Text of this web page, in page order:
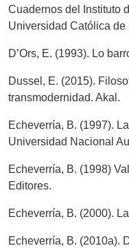
Cuadernos del Instituto
Universidad Católica de
D’Ors, E. (1993). Lo
Dussel, E. (2015).
transmodernidad. Akal.
Echeverría, B. (1997).
Universidad Nacional
Echeverría, B. (1998)
Editores.
Echeverría, B. (2000).
Echeverría, B. (2010a).